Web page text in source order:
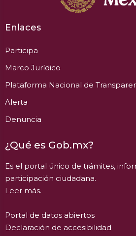
Enlaces
Participa
Marco Jurídico
Plataforma Nacional de
Alerta
Denuncia
¿Qué es Gob.mx?
Es el portal único de trámites,
participación ciudadana.
Leer más.
Portal de datos abiertos
Declaración de accesibilidad